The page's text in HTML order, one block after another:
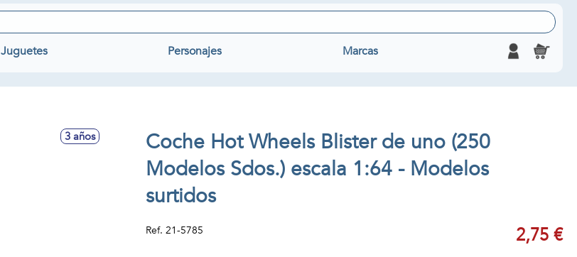
Juguetes Personajes Marcas
3 años
Coche Hot Wheels Blister de uno (250
Modelos Sdos.) escala 1:64 - Modelos
surtidos
Ref. 21-5785 2,75 €